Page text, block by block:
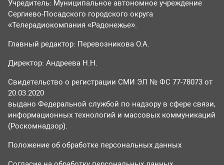
Учредитель: Муниципальное автономное учреждение
Сергиево-Посадского городского округа
«Телерадиокомпания «Радонежье».
Главный редактор: Перевозникова О.А.
Директор: Андреева Н.Н.
Свидетельство о регистрации СМИ ЭЛ № ФС 77-78073 от
20.03.2020
выдано Федеральной службой по надзору в сфере связи,
информационных технологий и массовых коммуникаций
(Роскомнадзор).
Положение об обработке персональных данных